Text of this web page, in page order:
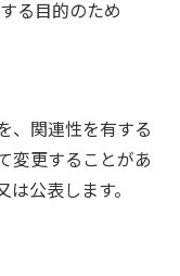
る目的のため
、関連性を有する
変更することがあ
公表します。